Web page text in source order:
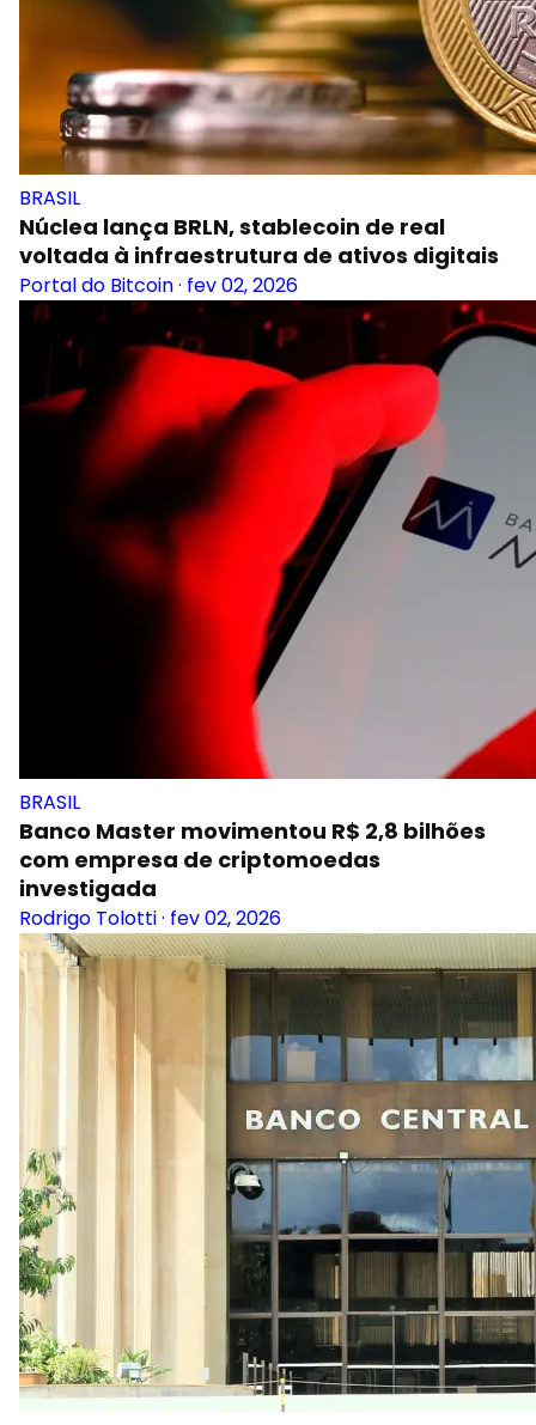
BRASIL
Núclea lança BRLN, stablecoin de real
voltada à infraestrutura de ativos digitais
Portal do Bitcoin· fev 02, 2026
BRASIL
Banco Master movimentou R$ 2,8 bilhões
com empresa de criptomoedas
investigada
Rodrigo Tolotti· fev 02, 2026